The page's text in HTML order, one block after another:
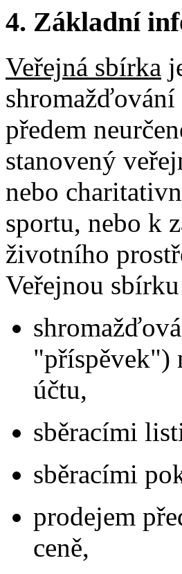
4. Základní
Veřejná sbírka
předem
stanovený
nebo
sportu, nebo k
životního
Veřejnou sbírku
"příspěvek")
účtu,
sběracími
sběracími
prodejem
ceně,